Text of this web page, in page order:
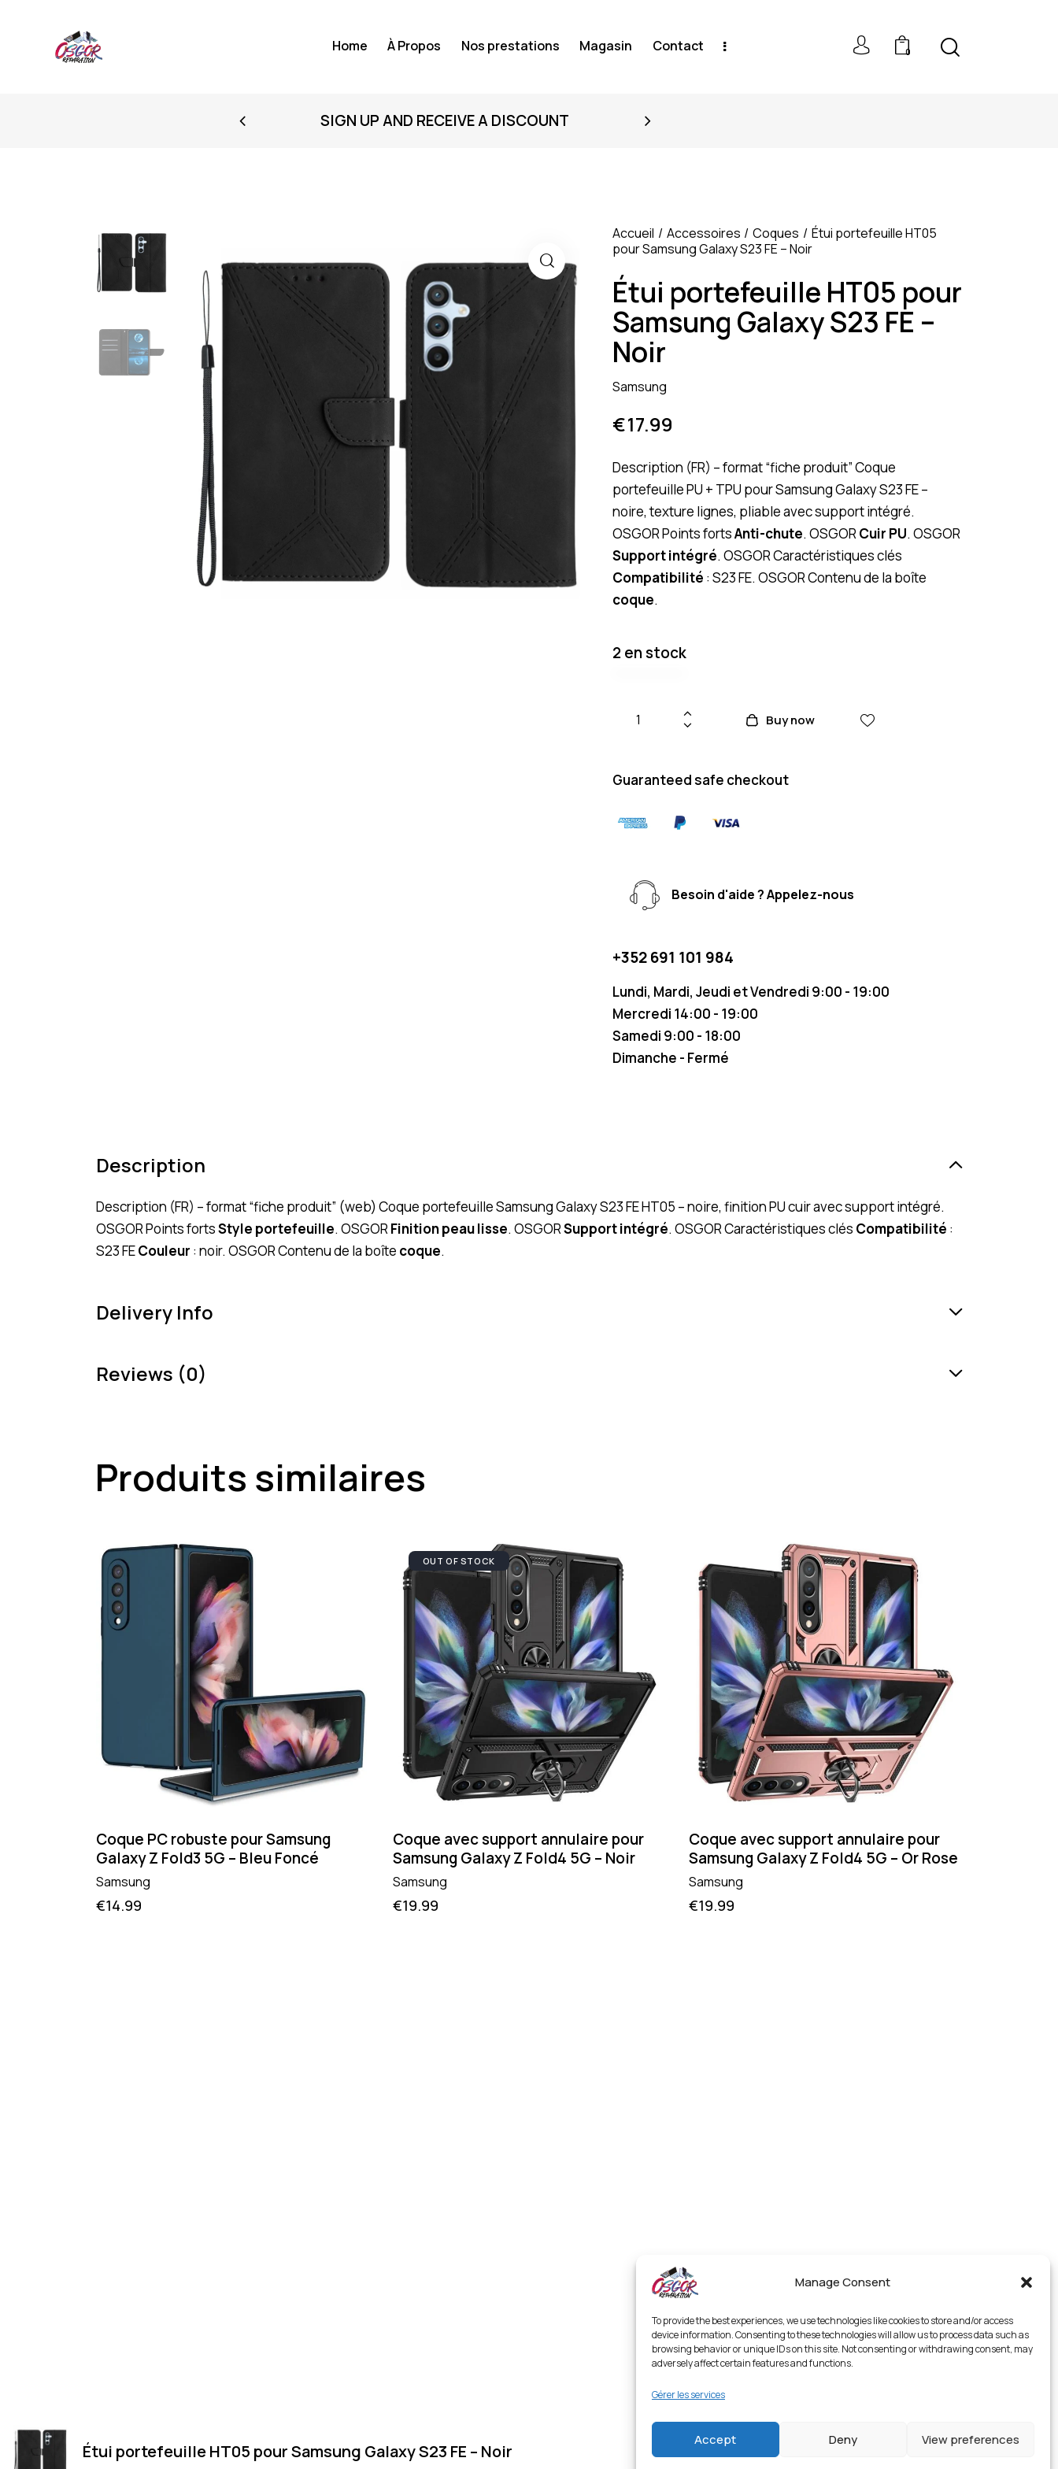
Manage Consent
To provide the best experiences, we use technologies like cookies to store and/or access
device information. Consenting to these technologies will allow us to process data such as
browsing behavior or unique IDs on this site. Not consenting or withdrawing consent, may
adversely affect certain features and functions.
Gérer les services
Accept Deny View preferences
Home À Propos Nos prestations Magasin Contact 0
SIGN UP AND RECEIVE A DISCOUNT
Accueil Accessoires Coques
Étui portefeuille HT05
pour Samsung Galaxy S23 FE – Noir
Étui portefeuille HT05 pour
Samsung Galaxy S23 FE –
Noir
Samsung
€17.99
Description (FR) – format “fiche produit” Coque
portefeuille PU + TPU pour Samsung Galaxy S23 FE –
noire, texture lignes, pliable avec support intégré.
OSGOR Points fortsAnti-chute. OSGORCuir PU. OSGOR
Support intégré. OSGOR Caractéristiques clés
Compatibilité : S23 FE. OSGOR Contenu de la boîte
coque.
2 en stock
Buy now
Guaranteed safe checkout
Besoin d'aide ? Appelez-nous
+352 691 101 984
Lundi, Mardi, Jeudi et Vendredi 9:00 - 19:00
Mercredi 14:00 - 19:00
Samedi 9:00 - 18:00
Dimanche - Fermé
Description
Description (FR) – format “fiche produit” (web) Coque portefeuille Samsung Galaxy S23 FE HT05 – noire, finition PU cuir avec support intégré.
OSGOR Points fortsStyle portefeuille. OSGORFinition peau lisse. OSGORSupport intégré. OSGOR Caractéristiques clés Compatibilité :
S23 FECouleur : noir. OSGOR Contenu de la boîte coque.
Delivery Info
Reviews (0)
Produits similaires
Coque PC robuste pour Samsung
Galaxy Z Fold3 5G – Bleu Foncé
Samsung
€14.99
OUT OF STOCK
Coque avec support annulaire pour
Samsung Galaxy Z Fold4 5G – Noir
Samsung
€19.99
Coque avec support annulaire pour
Samsung Galaxy Z Fold4 5G – Or Rose
Samsung
€19.99
Étui portefeuille HT05 pour Samsung Galaxy S23 FE – Noir €17.99